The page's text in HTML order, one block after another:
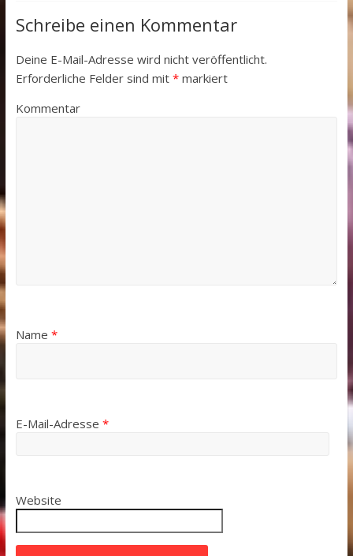
Schreibe einen Kommentar
Deine E-Mail-Adresse wird nicht veröffentlicht.
Erforderliche Felder sind mit *markiert
Kommentar
Name *
E-Mail-Adresse *
Website